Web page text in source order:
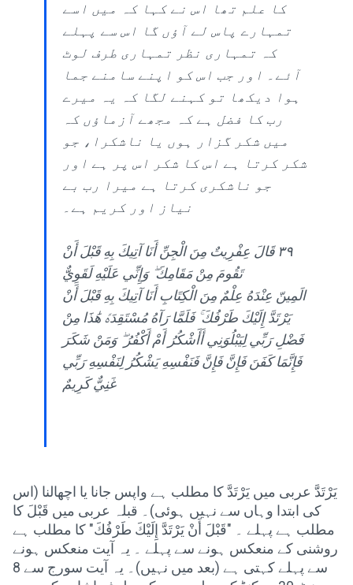
کا علم تھا اس نے کہا کہ میں اسے
تمہارے پاس لے آؤں گا اس سے پہلے
کہ تمہاری نظر تمہاری طرف لوٹ
آئے۔ اور جب اس کو اپنے سامنے جما
ہوا دیکھا تو کہنے لگا کہ یہ میرے
رب کا فضل ہے کہ مجھے آزماؤں کہ
میں شکر گزار ہوں یا ناشکرا، جو
شکر کرتا ہے اس کا شکر اس پر ہے اور
جو ناشکری کرتا ہے میرا رب بے
نیاز اور کریم ہے۔
٣٩ قَالَ عِفْرِيتٌ مِنَ الْجِنِّ أَنَا آتِيكَ بِهِ قَبْلَ أَنْ
تَقُومَ مِنْ مَقَامِكَ ۖ وَإِنِّي عَلَيْهِ لَقَوِيٌّ
الَمِينّ عِنْدَهُ عِلْمٌ مِنَ الْكِتَابِ أَنَا آتِيكَ بِهِ قَبْلَ أَنْ
يَرْتَدَّ إِلَيْكَ طَرْفُكَ ۚ فَلَمَّا رَآهُ مُسْتَقِدَہً هَٰذَا مِنْ
فَضْلِ رَبِّي لِيَبْلُوَنِي أَأَشْكُرُ أَمْ أَكْفُرُ ۖ وَمَنْ شَكَرَ
فَإِنَّمَا كَفَنَ فَإِنَّ فَإِنَّ فَنَفْسِهِ يَشْكُرُ لِنَفْسِهِ رَبِّي
غَنِيٌّ كَرِيمٌ
یَرْتَدَّ عربی میں یَرْتَدَّ کا مطلب ہے واپس جانا یا اچھالنا (اس
کی ابتدا وہاں سے نہیں ہوئی)۔ قبلہ عربی میں قَبْلَ کا
مطلب ہے پہلے ۔ "قَبْلَ أَنْ يَرْتَدَّ إِلَيْكَ طَرْفُكَ" کا مطلب ہے
روشنی کے منعکس ہونے سے پہلے ۔ یہ آیت منعکس ہونے
سے پہلے کہتی ہے (بعد میں نہیں)۔ یہ آیت سورج سے 8